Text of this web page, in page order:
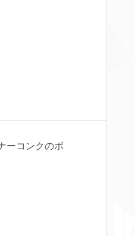
ーコンクのボ